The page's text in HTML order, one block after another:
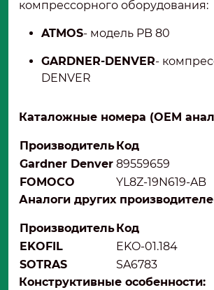
компрессорного оборудования:
ATMOS- модель PB 80
GARDNER-DENVER-
DENVER
Каталожные номера (OEM
ПроизводительКод
Gardner Denver 89559659
FOMOCO
YL8Z-19N619-AB
Аналоги других
ПроизводительКод
EKOFIL
EKO-01.184
SOTRAS
SA6783
Конструктивные особенности: